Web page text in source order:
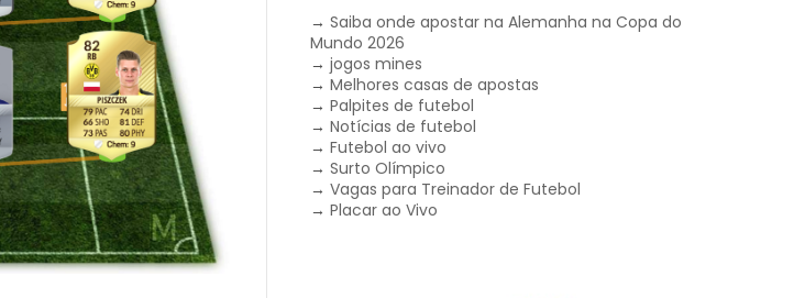
→Saiba onde apostar na Alemanha na Copa do
Mundo 2026
→jogos mines
→Melhores casas de apostas
→Palpites de futebol
→Notícias de futebol
→Futebol ao vivo
→Surto Olímpico
→Vagas para Treinador de Futebol
→Placar ao Vivo